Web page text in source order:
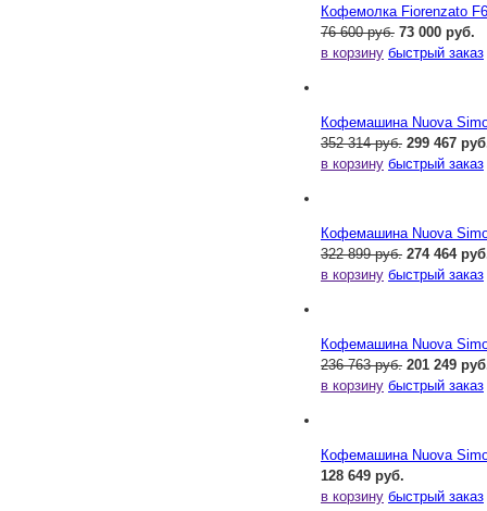
Кофемолка Fiorenzato
76 600 руб. 73 000 руб.
в корзину быстрый заказ
Кофемашина Nuova
352 314 руб. 299 467
в корзину быстрый заказ
Кофемашина Nuova
322 899 руб. 274 464
в корзину быстрый заказ
Кофемашина Nuova
236 763 руб. 201 249
в корзину быстрый заказ
Кофемашина Nuova
128 649 руб.
в корзину быстрый заказ